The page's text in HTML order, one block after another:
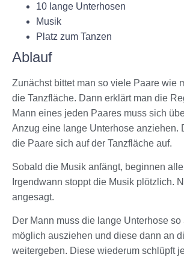
10 lange Unterhosen
Musik
Platz zum Tanzen
Ablauf
Zunächst bittet man so viele Paare wie
die Tanzfläche. Dann erklärt man die
Mann eines jeden Paares muss sich
Anzug eine lange Unterhose anziehen.
die Paare sich auf der Tanzfläche auf.
Sobald die Musik anfängt, beginnen
Irgendwann stoppt die Musik plötzlich.
angesagt.
Der Mann muss die lange Unterhose
möglich ausziehen und diese dann an
weitergeben. Diese wiederum schlüpft